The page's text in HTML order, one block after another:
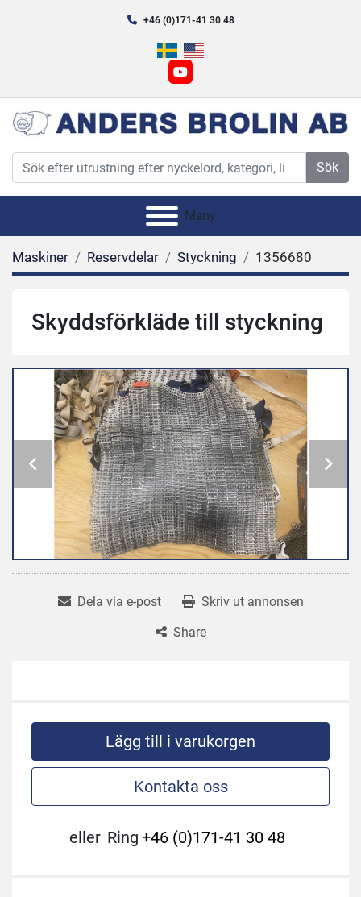
+46 (0)171-41 30 48
youtube
Sök
Meny
Maskiner Reservdelar Styckning 1356680
Skyddsförkläde till styckning
Dela via e-post
Skriv ut annonsen
Share
Lägg till i varukorgen
Kontakta oss
eller Ring +46 (0)171-41 30 48